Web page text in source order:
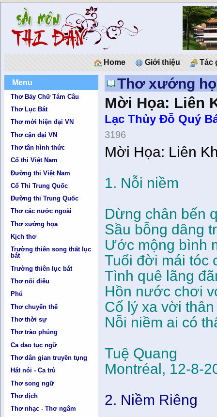
Home Giới thiệu Tác
Menu
Thơ Bảy Chữ Tám Câu
Thơ Lục Bát
Thơ mới hiện đại VN
Thơ cận đại VN
Thơ tân hình thức
Cổ thi Việt Nam
Đường thi Việt Nam
Cổ Thi Trung Quốc
Đường thi Trung Quốc
Thơ các nước ngoài
Thơ xướng họa
Kịch thơ
Trường thiên song thất lục
bát
Trường thiên lục bát
Thơ nối điêu
Phú
Thơ chuyển thể
Thơ thời sự
Thơ trào phúng
Ca dao tục ngữ
Thơ dân gian truyền tụng
Hát nói - Ca trù
Thơ song ngữ
Thơ dịch
Thơ nhạc - Thơ ngâm
Thơ xướng
Mời Họa: Liên
Lạc Thủy Ðỗ Quý
3196
Mời Họa: Liên
1. Nỗi niềm
Dừng chân bến
Sầu bỗng dâng
Ước mộng bình
Tuổi đời mái tóc
Tình quê lãng
Hồn nước chơi
Cố lý xa vời
Nỗi niềm ai có
Tuệ Quang
Montréal, 12-8-
2. Niềm Riêng